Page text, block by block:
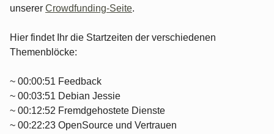
unserer Crowdfunding-Seite.
Hier findet Ihr die Startzeiten der verschiedenen
Themenblöcke:
~ 00:00:51 Feedback
~ 00:03:51 Debian Jessie
~ 00:12:52 Fremdgehostete Dienste
~ 00:22:23 OpenSource und Vertrauen